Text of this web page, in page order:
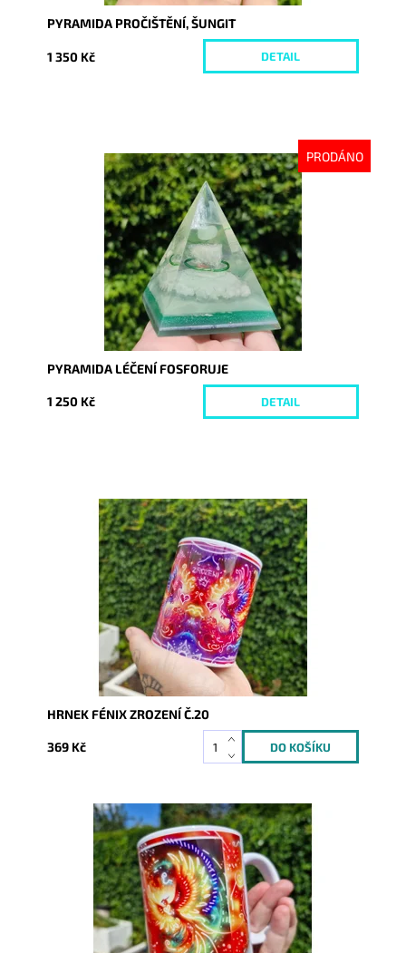
PYRAMIDA PROČIŠTĚNÍ, ŠUNGIT
1 350 Kč DETAIL
PRODÁNO
Dostupnost:
Vyprodáno
8741
PYRAMIDA LÉČENÍ FOSFORUJE
1 250 Kč DETAIL
Dostupnost:
Skladem
9368
HRNEK FÉNIX ZROZENÍ Č.20
369 Kč
Dostupnost:
Skladem
9369